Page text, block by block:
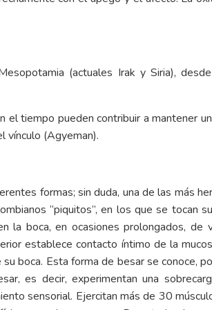
(actuales Irak y Siria),
tiempo pueden contribuir a mantener
vínculo (Agyeman).
formas; sin duda, una de las más
“piquitos”, en los que se tocan
la boca, en ocasiones prolongados, de
establece contacto íntimo de la
boca. Esta forma de besar se conoce,
es decir, experimentan una
sensorial. Ejercitan más de 30